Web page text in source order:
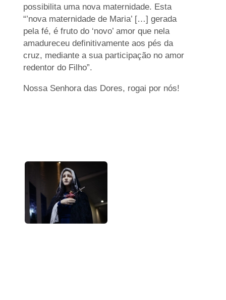
possibilita uma nova maternidade. Esta
“’nova maternidade de Maria’ […] gerada
pela fé, é fruto do ‘novo’ amor que nela
amadureceu definitivamente aos pés da
cruz, mediante a sua participação no amor
redentor do Filho”.
Nossa Senhora das Dores, rogai por nós!